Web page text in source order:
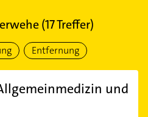
(17Treffer)
Entfernung
und